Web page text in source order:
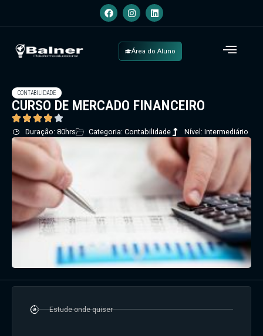
Área do Aluno
CONTABILIDADE
CURSO DE MERCADO FINANCEIRO
Duração: 80hrs Categoria: Contabilidade Nível: Intermediário
Estude onde quiser